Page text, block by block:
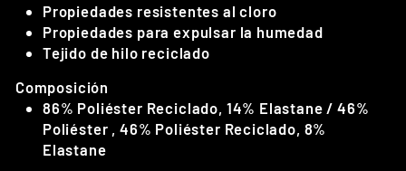
Propiedades resistentes al cloro
Propiedades para expulsar la humedad
Tejido de hilo reciclado
Composición
86% Poliéster Reciclado, 14% Elastane / 46%
Poliéster , 46% Poliéster Reciclado, 8%
Elastane